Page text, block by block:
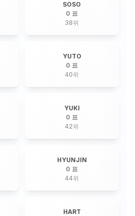
SOSO
0 표
38위
YUTO
0 표
40위
YUKI
0 표
42위
HYUNJIN
0 표
44위
HART